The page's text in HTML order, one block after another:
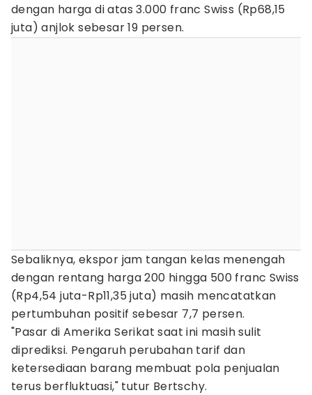
dengan harga di atas 3.000 franc Swiss (Rp68,15
juta) anjlok sebesar 19 persen.
Sebaliknya, ekspor jam tangan kelas menengah
dengan rentang harga 200 hingga 500 franc Swiss
(Rp4,54 juta-Rp11,35 juta) masih mencatatkan
pertumbuhan positif sebesar 7,7 persen.
"Pasar di Amerika Serikat saat ini masih sulit
diprediksi. Pengaruh perubahan tarif dan
ketersediaan barang membuat pola penjualan
terus berfluktuasi," tutur Bertschy.